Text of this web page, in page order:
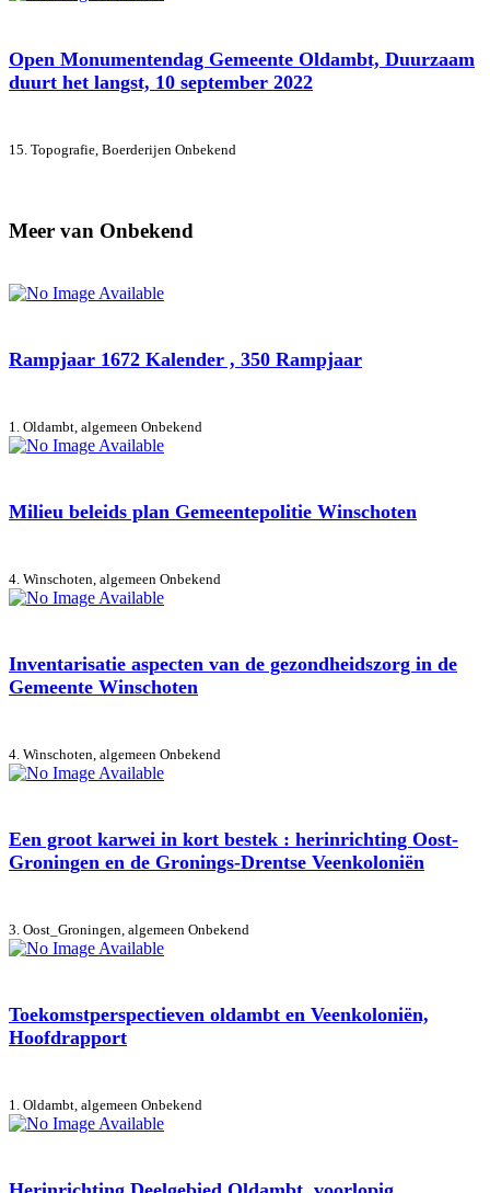
Open Monumentendag Gemeente Oldambt, Duurzaam
duurt het langst, 10 september 2022
15. Topografie, Boerderijen Onbekend
Meer van Onbekend
Rampjaar 1672 Kalender , 350 Rampjaar
1. Oldambt, algemeen Onbekend
Milieu beleids plan Gemeentepolitie Winschoten
4. Winschoten, algemeen Onbekend
Inventarisatie aspecten van de gezondheidszorg in de
Gemeente Winschoten
4. Winschoten, algemeen Onbekend
Een groot karwei in kort bestek : herinrichting Oost-
Groningen en de Gronings-Drentse Veenkoloniën
3. Oost_Groningen, algemeen Onbekend
Toekomstperspectieven oldambt en Veenkoloniën,
Hoofdrapport
1. Oldambt, algemeen Onbekend